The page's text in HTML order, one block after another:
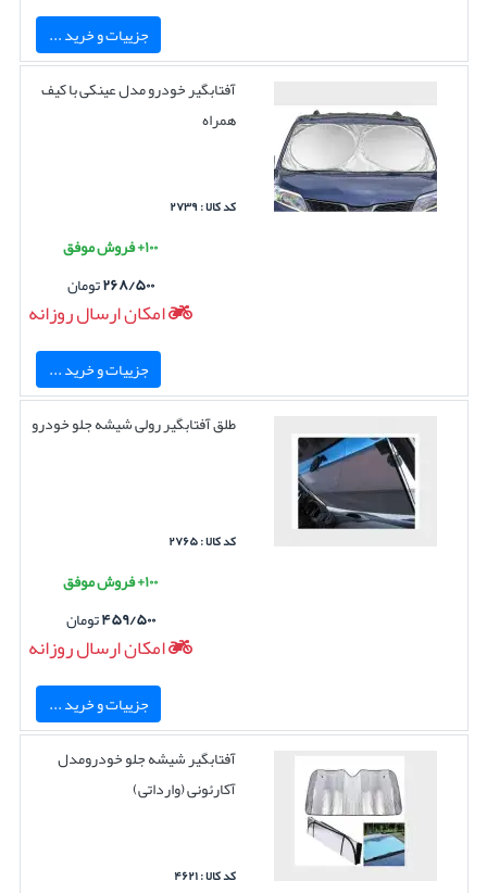
جزییات و خرید ...
آفتابگیر خودرو مدل عینکی با کیف
همراه
کد کالا : ۲۷۳۹
۱۰۰+ فروش موفق
۲۶۸/۵۰۰تومان
امکان ارسال روزانه
جزییات و خرید ...
طلق آفتابگیر رولی شیشه جلو خودرو
کد کالا : ۲۷۶۵
۱۰۰+ فروش موفق
۴۵۹/۵۰۰تومان
امکان ارسال روزانه
جزییات و خرید ...
آفتابگیر شیشه جلو خودرومدل
آکارئونی (وارداتی)
کد کالا : ۴۶۲۱